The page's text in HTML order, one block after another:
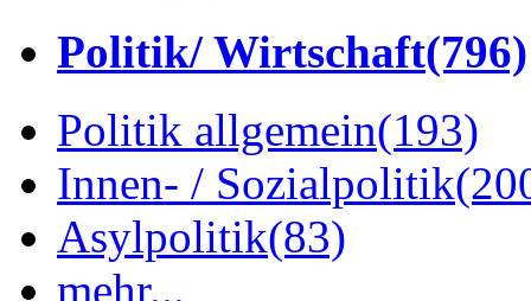
Politik/ Wirtschaft(796)
Politik allgemein(193)
Innen- / Sozialpolitik
Asylpolitik(83)
mehr...